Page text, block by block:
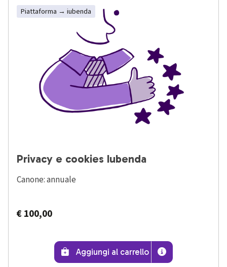
Privacy e cookies Iubenda
Canone: annuale
€ 100,00
Aggiungi al carrelloPrivacy e cookies
piattaforma → iubenda